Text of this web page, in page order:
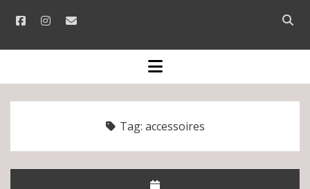
facebookinstagram
email
Open
bar
open
menu
Tag: accessoires